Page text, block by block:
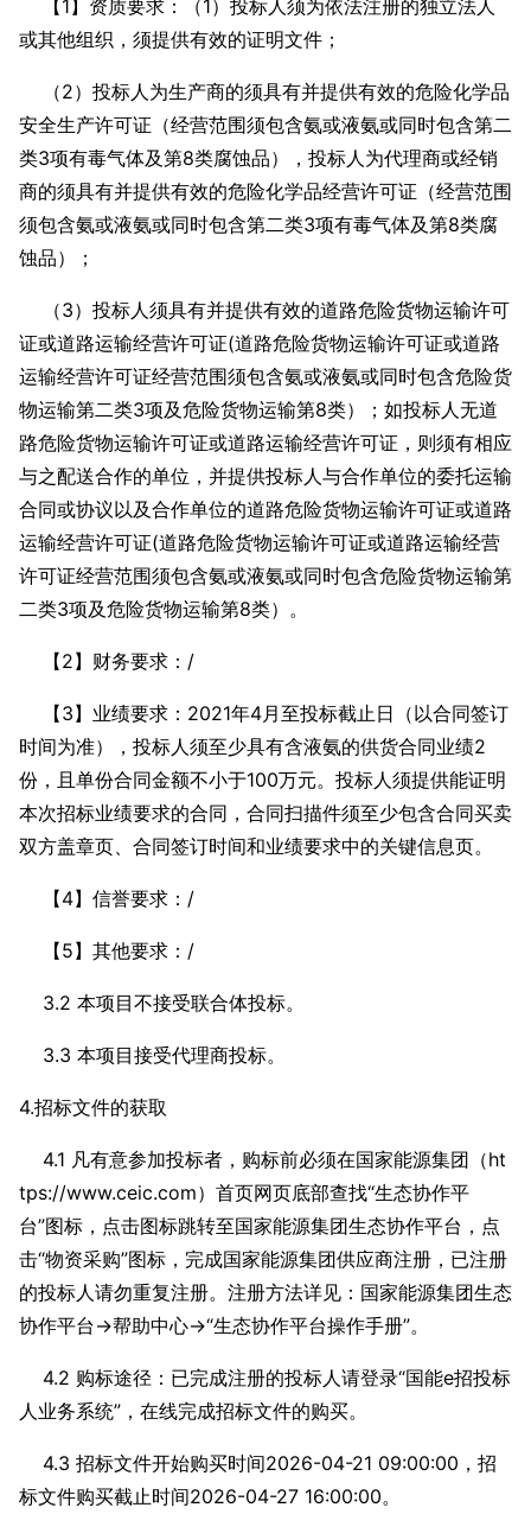
【1】资质要求：（1）投标人须为依法注册的独立法人
或其他组织，须提供有效的证明文件；
（2）投标人为生产商的须具有并提供有效的危险化学品
安全生产许可证（经营范围须包含氨或液氨或同时包含第二
类3项有毒气体及第8类腐蚀品），投标人为代理商或经销
商的须具有并提供有效的危险化学品经营许可证（经营范围
须包含氨或液氨或同时包含第二类3项有毒气体及第8类腐
蚀品）；
（3）投标人须具有并提供有效的道路危险货物运输许可
证或道路运输经营许可证(道路危险货物运输许可证或道路
运输经营许可证经营范围须包含氨或液氨或同时包含危险货
物运输第二类3项及危险货物运输第8类）；如投标人无道
路危险货物运输许可证或道路运输经营许可证，则须有相应
与之配送合作的单位，并提供投标人与合作单位的委托运输
合同或协议以及合作单位的道路危险货物运输许可证或道路
运输经营许可证(道路危险货物运输许可证或道路运输经营
许可证经营范围须包含氨或液氨或同时包含危险货物运输第
二类3项及危险货物运输第8类）。
【2】财务要求：/
【3】业绩要求：2021年4月至投标截止日（以合同签订
时间为准），投标人须至少具有含液氨的供货合同业绩2
份，且单份合同金额不小于100万元。投标人须提供能证明
本次招标业绩要求的合同，合同扫描件须至少包含合同买卖
双方盖章页、合同签订时间和业绩要求中的关键信息页。
【4】信誉要求：/
【5】其他要求：/
3.2 本项目不接受联合体投标。
3.3 本项目接受代理商投标。
4.招标文件的获取
4.1 凡有意参加投标者，购标前必须在国家能源集团（ht
tps://www.ceic.com）首页网页底部查找“生态协作平
台”图标，点击图标跳转至国家能源集团生态协作平台，点
击“物资采购”图标，完成国家能源集团供应商注册，已注册
的投标人请勿重复注册。注册方法详见：国家能源集团生态
协作平台→帮助中心→“生态协作平台操作手册”。
4.2 购标途径：已完成注册的投标人请登录“国能e招投标
人业务系统”，在线完成招标文件的购买。
4.3 招标文件开始购买时间2026-04-21 09:00:00，招
标文件购买截止时间2026-04-27 16:00:00。